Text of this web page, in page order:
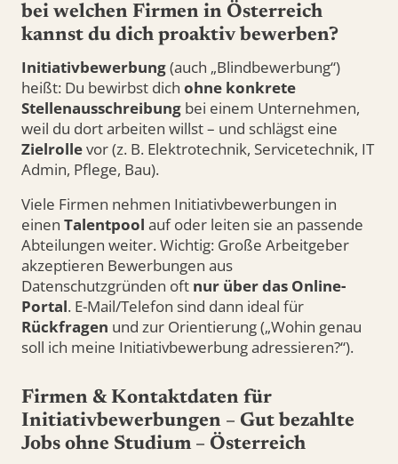
bei welchen Firmen in Österreich
kannst du dich proaktiv bewerben?
Initiativbewerbung(auch „Blindbewerbung“)
heißt: Du bewirbst dich ohne konkrete
Stellenausschreibung bei einem Unternehmen,
weil du dort arbeiten willst – und schlägst eine
Zielrollevor (z. B. Elektrotechnik, Servicetechnik, IT
Admin, Pflege, Bau).
Viele Firmen nehmen Initiativbewerbungen in
einen Talentpool auf oder leiten sie an passende
Abteilungen weiter. Wichtig: Große Arbeitgeber
akzeptieren Bewerbungen aus
Datenschutzgründen oft nur über das Online-
Portal. E-Mail/Telefon sind dann ideal für
Rückfragen und zur Orientierung („Wohin genau
soll ich meine Initiativbewerbung adressieren?“).
Firmen & Kontaktdaten für
Initiativbewerbungen – Gut bezahlte
Jobs ohne Studium – Österreich